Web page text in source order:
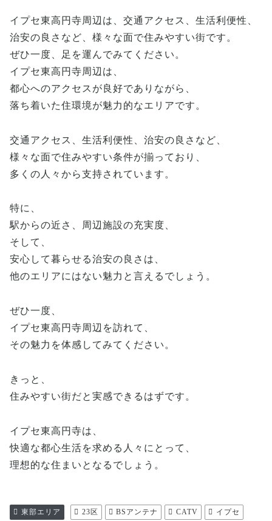
イプセ東高円寺周辺は、交通アクセス、生活利便性、
治安の良さなど、様々な面で住みやすい街です。
ぜひ一度、足を運んでみてください。
イプセ東高円寺周辺は、
都心へのアクセスが良好でありながら、
落ち着いた住環境が魅力的なエリアです。
交通アクセス、生活利便性、治安の良さなど、
様々な面で住みやすい条件が揃っており、
多くの人々から支持されています。
特に、
駅からの近さ、周辺施設の充実度、
そして、
安心して暮らせる治安の良さは、
他のエリアにはない魅力と言えるでしょう。
ぜひ一度、
イプセ東高円寺周辺を訪れて、
その魅力を体感してみてください。
きっと、
住みやすい街だと実感できるはずです。
イプセ東高円寺は、
快適な都心生活を求める人々にとって、
理想的な住まいとなるでしょう。
東部エリア 23区 BSアンテナ CATV
イプセ